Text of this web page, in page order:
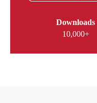
Downloads
10,000+